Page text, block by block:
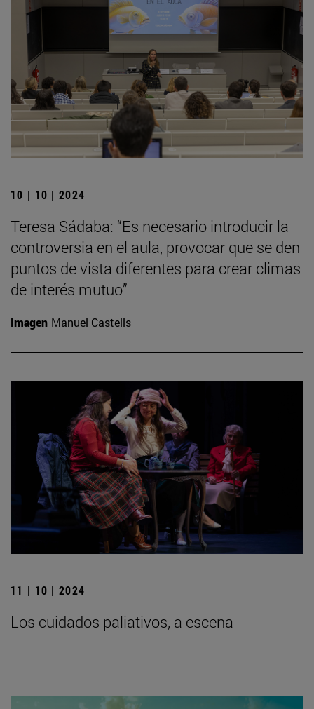
10 | 10 | 2024
Teresa Sádaba: “Es necesario introducir la
controversia en el aula, provocar que se den
puntos de vista diferentes para crear climas
de interés mutuo”
Imagen Manuel Castells
11 | 10 | 2024
Los cuidados paliativos, a escena